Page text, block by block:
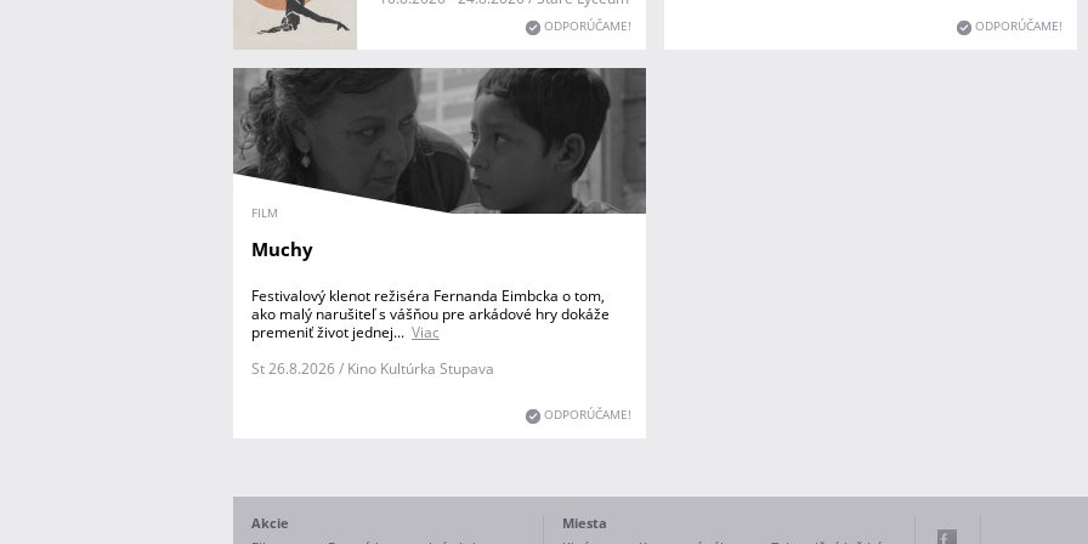
ODPORÚČAME!
ODPORÚČAME!
FILM
Muchy
Festivalový klenot režiséra Fernanda Eimbcka o tom,
ako malý narušiteľ s vášňou pre arkádové hry dokáže
premeniť život jednej... Viac
St 26.8.2026 / Kino Kultúrka Stupava
ODPORÚČAME!
Akcie
Miesta